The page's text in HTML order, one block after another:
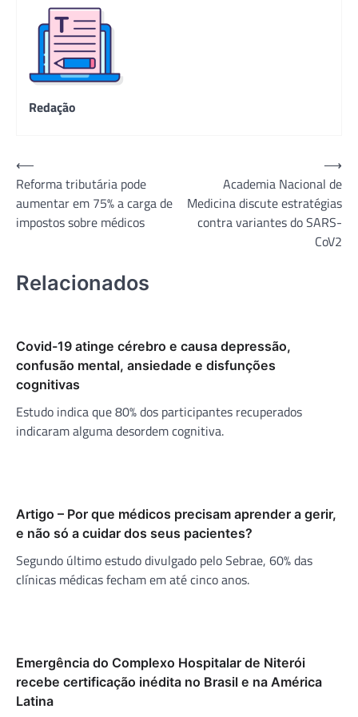
Redação
Navegação
de
Post
⟵
Reforma tributária pode
aumentar em 75% a carga de
impostos sobre médicos
Academia Nacional de
Medicina discute estratégias
contra variantes do SARS-
CoV2
⟶
Relacionados
Covid-19 atinge cérebro e causa depressão,
confusão mental, ansiedade e disfunções
cognitivas
Estudo indica que 80% dos participantes recuperados
indicaram alguma desordem cognitiva.
Artigo – Por que médicos precisam aprender a gerir,
e não só a cuidar dos seus pacientes?
Segundo último estudo divulgado pelo Sebrae, 60% das
clínicas médicas fecham em até cinco anos.
Emergência do Complexo Hospitalar de Niterói
recebe certificação inédita no Brasil e na América
Latina